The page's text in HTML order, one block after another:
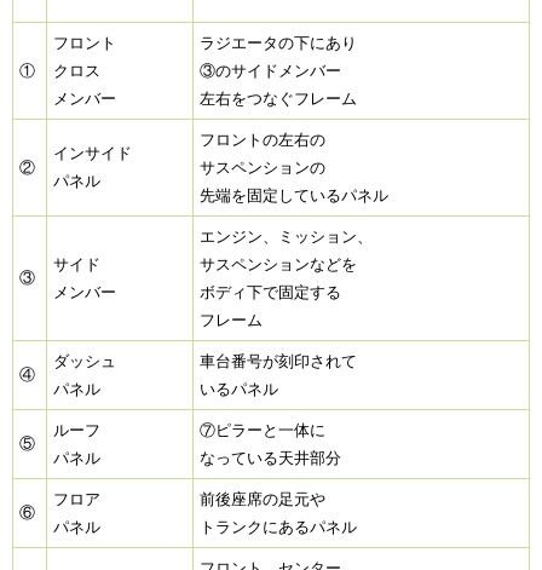
①
フロント
クロス
メンバー
ラジエータの下にあり
③のサイドメンバー
左右をつなぐフレーム
②
インサイド
パネル
フロントの左右の
サスペンションの
先端を固定しているパネル
③
サイド
メンバー
エンジン、ミッション、
サスペンションなどを
ボディ下で固定する
フレーム
④
ダッシュ
パネル
車台番号が刻印されて
いるパネル
⑤
ルーフ
パネル
⑦ピラーと一体に
なっている天井部分
⑥
フロア
パネル
前後座席の足元や
トランクにあるパネル